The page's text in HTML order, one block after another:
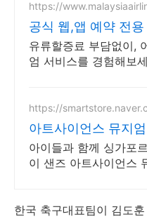
https://
공식 웹,앱 예약 전
유류할증료 부담없이,
엄 서비스를 경험해보
https://
아트사이언스 뮤지
아이들과 함께 싱가포
이 샌즈 아트사이언스
한국 축구대표팀이 김도